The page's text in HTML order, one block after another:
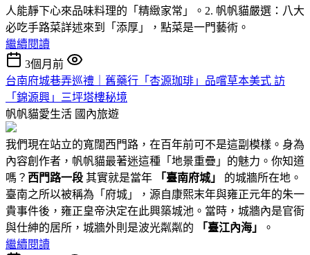
人能靜下心來品味料理的「精緻家常」。2. 帆帆貓嚴選：八大
必吃手路菜詳述來到「添厚」，點菜是一門藝術。
繼續閱讀
3個月前
台南府城巷弄巡禮｜舊藥行「杏源珈琲」品嚐草本美式 訪
「錦源興」三坪塔樓秘境
帆帆貓愛生活 國內旅遊
我們現在站立的寬闊西門路，在百年前可不是這副模樣。身為
內容創作者，帆帆貓最著迷這種「地景重疊」的魅力。你知道
嗎？ 西門路一段 其實就是當年 「臺南府城」
的城牆所在地。
臺南之所以被稱為「府城」，源自康熙末年與雍正元年的朱一
貴事件後，雍正皇帝決定在此興築城池。當時，城牆內是官衙
與仕紳的居所，城牆外則是波光粼粼的
「臺江內海」
。
繼續閱讀